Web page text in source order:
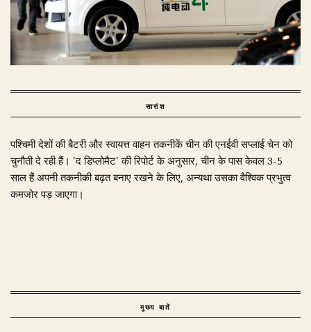
सारांश
पश्चिमी देशों की बैटरी और स्वायत्त वाहन तकनीकें चीन की एनईवी सप्लाई चेन को
चुनौती दे रही हैं। 'द डिप्लोमैट' की रिपोर्ट के अनुसार, चीन के पास केवल 3-5
साल हैं अपनी तकनीकी बढ़त बनाए रखने के लिए, अन्यथा उसका वैश्विक प्रभुत्व
कमजोर पड़ जाएगा।
मुख्य बातें